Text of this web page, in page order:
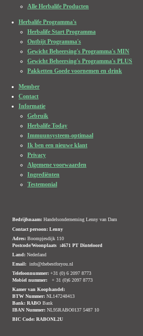
Alle Herbalife Producten
Herbalife Programma's
Herbalife Start Programma
Ontbijt Programma's
Gewicht Beheersing's Programma's MIN
Gewicht Beheersing's Programma's PLUS
Pakketten Goede voornemen en drink
Member
Contact
Informatie
Gebruik
Herbalife Today
Immuunsysteem-optimaal
Ik ben een nieuwe klant
Privacy
Algemene voorwaarden
Ingrediënten
Testemonial
Bedrijfsnaam: Handelsonderneming Lenny van Dam
Contact persoon: Lenny
Adres: Boompjesdijk 110
Postcode/Woonplaats :4671 PT Dinteloord
Land: Nederland
Email: info@thebestforyou.nl
Telefoonnummer: +31 (0) 6 2097 8773
Mobiel nummer:
+ 31 (0)6 2097 8773
Kamer van Koophandel:
BTW Nummer: NL147248413
Bank: RABO Bank
IBAN Nummer:NL95RABO0137 5487 10
BIC Code: RABONL2U